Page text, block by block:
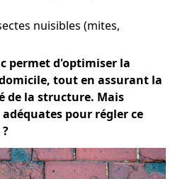
nuisibles (mites,
permet d'optimiser la
tout en assurant la
de la structure. Mais
pour régler ce